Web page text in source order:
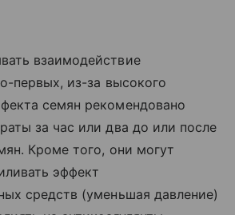
взаимодействие
первых, из-за высокого
семян рекомендовано
за час или два до или после
Кроме того, они могут
эффект
средств (уменьшая давление)